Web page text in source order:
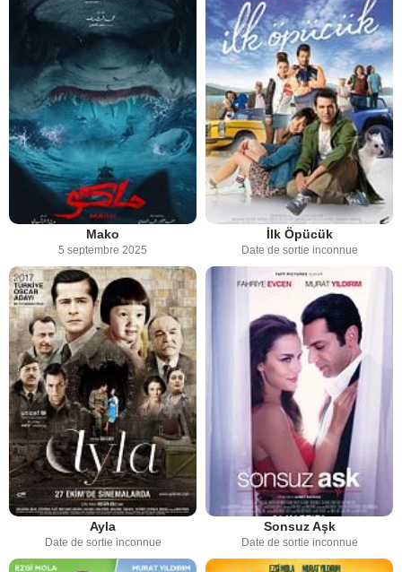
Mako
5 septembre 2025
İlk Öpücük
Date de sortie inconnue
Ayla
Date de sortie inconnue
Sonsuz Aşk
Date de sortie inconnue